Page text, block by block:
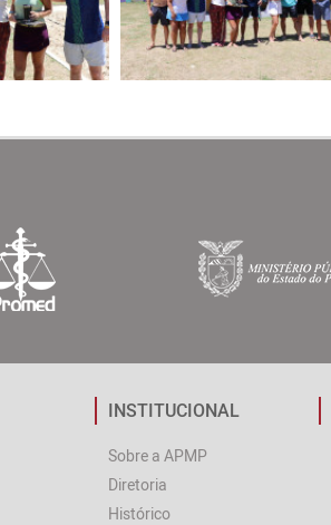
INSTITUCIONAL
Sobre a APMP
Diretoria
Histórico